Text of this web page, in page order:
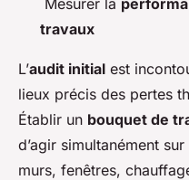
travaux
L’audit initial est
lieux précis des pertes
Établir un bouquet de
d’agir simultanément
murs, fenêtres,